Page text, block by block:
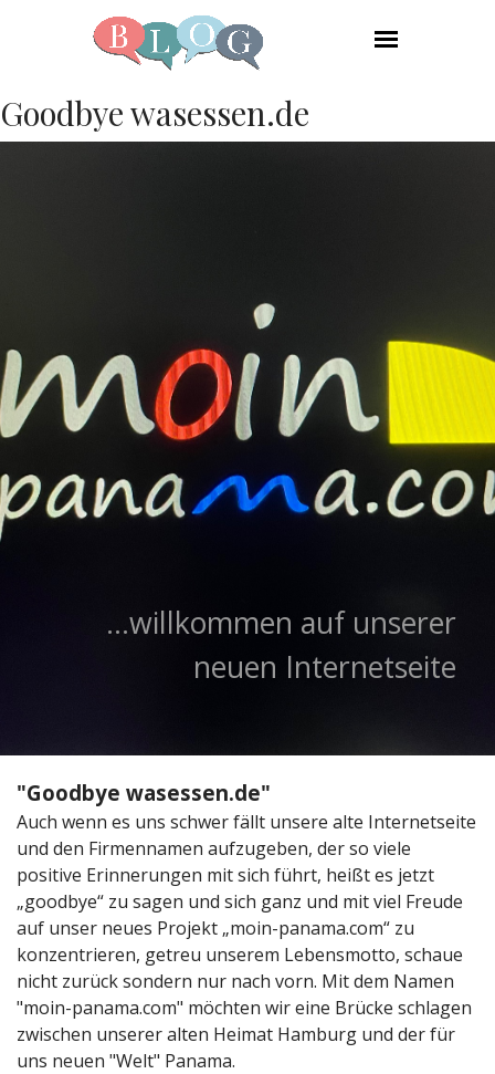
Goodbye wasessen.de
...willkommen auf unserer
neuen Internetseite
"Goodbye wasessen.de"
Auch wenn es uns schwer fällt unsere alte Internetseite
und den Firmennamen aufzugeben, der so viele
positive Erinnerungen mit sich führt, heißt es jetzt
„goodbye“ zu sagen und sich ganz und mit viel Freude
auf unser neues Projekt „moin-panama.com“ zu
konzentrieren, getreu unserem Lebensmotto, schaue
nicht zurück sondern nur nach vorn. Mit dem Namen
"moin-panama.com" möchten wir eine Brücke schlagen
zwischen unserer alten Heimat Hamburg und der für
uns neuen "Welt" Panama.